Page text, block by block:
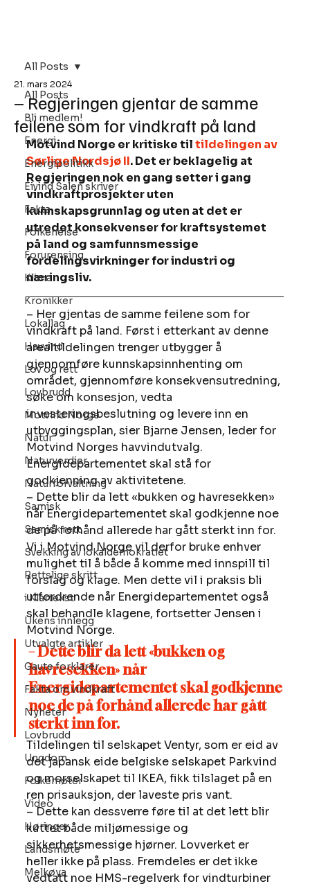
All Posts
Bli medlem!
Energi
Energipolitikk
Eivind Salen skriver
Fakta
Folkehelse
Forurensing
Klima
Kronikker
Lokallag
Havvind
Lov og rett
Lovbrudd
Motvind Norge
Natur
Naturverdier
Naturforvaltning
Samisk
Samisk rett
Svekking av lokaldemokratiet
Rettslige skritt
i Klartekst
Ukens innlegg
Utvalgte artikler
Gaute forklarer
Fakta om vindkraft
Nyheter
Lovbrudd
Ungdom
Folkemøter
Video
Høringer
Landsmøte
Melkøya
All Posts
– Regjeringen gjentar de samme
feilene som for vindkraft på land
21. mars 2024
Motvind Norge er kritiske til tildelingen av
Sørlige Nordsjø II. Det er beklagelig at
Regjeringen nok en gang setter i gang
vindkraftprosjekter uten
kunnskapsgrunnlag og uten at det er
utredet konsekvenser for kraftsystemet
på land og samfunnsmessige
fordelingsvirkninger for industri og
næringsliv.
– Her gjentas de samme feilene som for
vindkraft på land. Først i etterkant av denne
arealtildelingen trenger utbygger å
gjennomføre kunnskapsinnhenting om
området, gjennomføre konsekvensutredning,
søke om konsesjon, vedta
investeringsbeslutning og levere inn en
utbyggingsplan, sier Bjarne Jensen, leder for
Motvind Norges havvindutvalg.
Energidepartementet skal stå for
godkjenning av aktivitetene.
– Dette blir da lett «bukken og havresekken»
når Energidepartementet skal godkjenne noe
de på forhånd allerede har gått sterkt inn for.
Vi i Motvind Norge vil derfor bruke enhver
mulighet til å både å komme med innspill til
forslag og klage. Men dette vil i praksis bli
utfordrende når Energidepartementet også
skal behandle klagene, fortsetter Jensen i
Motvind Norge.
– Dette blir da lett «bukken og
havresekken» når
Energidepartementet skal godkjenne
noe de på forhånd allerede har gått
sterkt inn for.
Tildelingen til selskapet Ventyr, som er eid av
det japansk eide belgiske selskapet Parkvind
og morselskapet til IKEA, fikk tilslaget på en
ren prisauksjon, der laveste pris vant.
– Dette kan dessverre føre til at det lett blir
kuttet både miljømessige og
sikkerhetsmessige hjørner. Lovverket er
heller ikke på plass. Fremdeles er det ikke
vedtatt noe HMS-regelverk for vindturbiner